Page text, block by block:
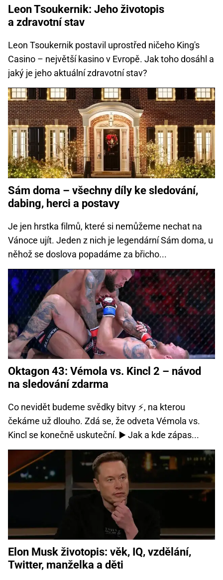
Leon Tsoukernik: Jeho životopis
a zdravotní stav
Leon Tsoukernik postavil uprostřed ničeho King's
Casino – největší kasino v Evropě. Jak toho dosáhl a
jaký je jeho aktuální zdravotní stav?
Sám doma – všechny díly ke sledování,
dabing, herci a postavy
Je jen hrstka filmů, které si nemůžeme nechat na
Vánoce ujít. Jeden z nich je legendární Sám doma, u
něhož se doslova popadáme za břicho...
Oktagon 43: Vémola vs. Kincl 2 – návod
na sledování zdarma
Co nevidět budeme svědky bitvy ⚡, na kterou
čekáme už dlouho. Zdá se, že odveta Vémola vs.
Kincl se konečně uskuteční. ▶️ Jak a kde zápas...
Elon Musk životopis: věk, IQ, vzdělání,
Twitter, manželka a děti